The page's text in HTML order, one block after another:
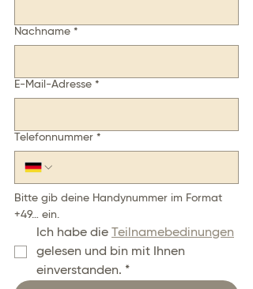
Nachname *
E-Mail-Adresse *
Telefonnummer *
Bitte gib deine Handynummer im Format
+49… ein.
Ich habe die Teilnamebedinungen
gelesen und bin mit Ihnen
einverstanden. *